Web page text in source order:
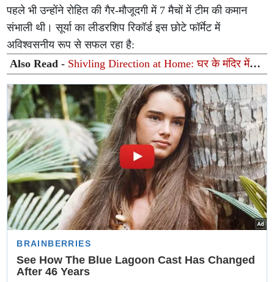
पहले भी उन्होंने रोहित की गैर-मौजूदगी में 7 मैचों में टीम की कमान
संभाली थी। सूर्या का लीडरशिप रिकॉर्ड इस छोटे फॉर्मेट में
अविश्वसनीय रूप से सफल रहा है:
Also Read - Shivling Direction at Home: घर के मंदिर में
शिवलिंग किस दिशा में रखें? जानें जलाधारी का सही रुख और पूजन
के नियम